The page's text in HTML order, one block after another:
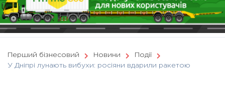
Перший бізнесовий Новини
Події
У Дніпрі лунають вибухи: росіяни вдарили ракетою